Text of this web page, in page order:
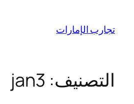
المحتوى
تجارب الإمارات
التصنيف: jan3